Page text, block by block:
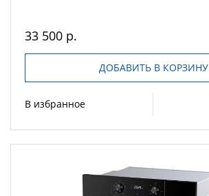
33 500 р.
ДОБАВИТЬ В КОРЗИНУ
В избранное